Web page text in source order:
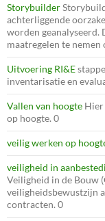
Storybuilder
achterliggende
worden geanalyseerd.
maatregelen te
Uitvoering RI&E
inventarisatie en
Vallen van hoogte Hier
op hoogte. 0
veilig werken op
veiligheid in
Veiligheid in de Bouw
veiligheidsbewustzijn
contracten. 0